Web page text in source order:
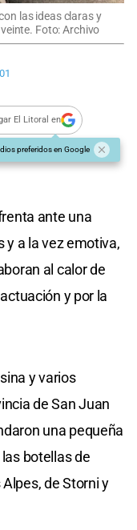
las ideas claras y
Foto: Archivo
El Litoral en
preferidos en Google
ante una
y a la vez emotiva,
al calor de
y por la
y varios
de San Juan
una pequeña
botellas de
de Storni y